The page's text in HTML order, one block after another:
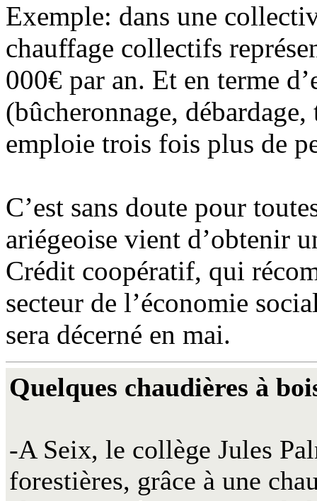
Exemple: dans une
chauffage collectifs
000€ par an. Et en terme
(bûcheronnage,
emploie trois fois plus de
C’est sans doute pour
ariégeoise vient d’obtenir
Crédit coopératif, qui
secteur de l’économie
sera décerné en mai.
Quelques chaudières à
-A Seix, le collège Jules
forestières, grâce à une